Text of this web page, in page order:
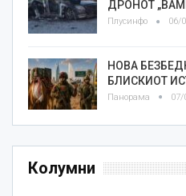
ДРОНОТ
Плусинфо 06/
НОВА
БЛИСКИОТ
Панорама 07/
Колумни